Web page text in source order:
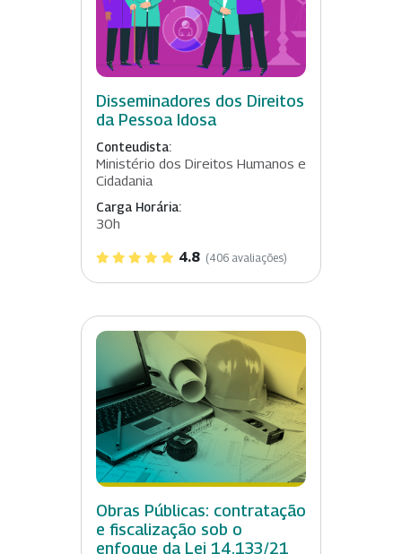
Disseminadores dos Direitos
da Pessoa Idosa
Conteudista:
Ministério dos Direitos Humanos e
Cidadania
Carga Horária:
30h
4.8 (406 avaliações)
Obras Públicas: contratação
e fiscalização sob o
enfoque da Lei 14.133/21